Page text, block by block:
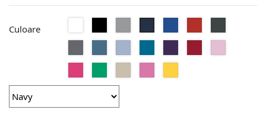
Culoare
Grey
Heather
Blue Blue Sapphire
CherryPink
Green